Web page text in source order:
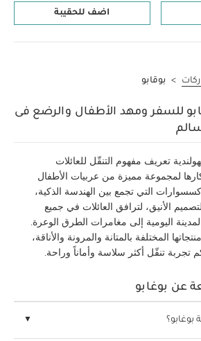
اضف للحقيبة
> بوقابو
للسفر ومهد الأطفال والرضع فى
تعريف مفهوم التنقّل للعائلات
لمجموعة مميزة من عربيات الأطفال
التي تجمع بين الهندسة الذكية،
الأنيق، لترافق العائلات في جميع
اليومية إلى مغامرات الطرق الوعرة.
المختلفة بالمتانة والمرونة والأناقة،
تجربة تنقّل أكثر سلاسة وأماناً وراحة.
عن بوغابو
بوغابو؟